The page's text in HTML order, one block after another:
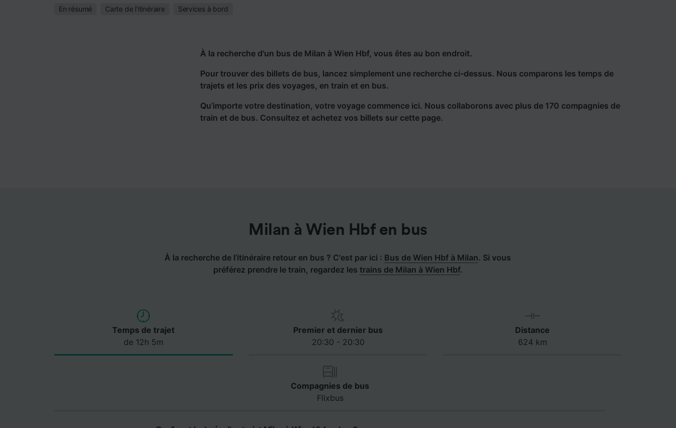
En résumé Carte de l'itinéraire Services à bord
À la recherche d'un bus de Milan à Wien Hbf, vous êtes au bon endroit.
Pour trouver des billets de bus, lancez simplement une recherche ci-dessus. Nous comparons les temps de
trajets et les prix des voyages, en train et en bus.
Qu’importe votre destination, votre voyage commence ici. Nous collaborons avec plus de 170 compagnies de
train et de bus. Consultez et achetez vos billets sur cette page.
Milan à Wien Hbf en bus
À la recherche de l’itinéraire retour en bus ? C'est par ici : Bus de Wien Hbf à Milan. Si vous
préférez prendre le train, regardez les trains de Milan à Wien Hbf.
Temps de trajet
de 12h 5m
Premier et dernier bus
20:30 - 20:30
Distance
624 km
Compagnies de bus
Flixbus